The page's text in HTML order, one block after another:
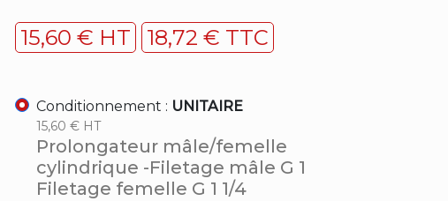
15,60 € HT 18,72 € TTC
Conditionnement : UNITAIRE
15,60 € HT
Prolongateur mâle/femelle
cylindrique -Filetage mâle G 1
Filetage femelle G 1 1/4